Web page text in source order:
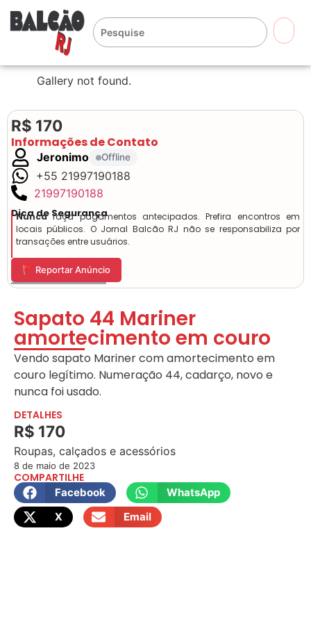
Gallery not found.
R$ 170
Informações de Contato
Jeronimo Offline
+55 21997190188
21997190188
Dica de Segurança
Nuncafaça pagamentos antecipados. Prefira encontros em
locais públicos. O Jornal Balcão RJ não se responsabiliza por
transações entre usuários.
🚩 Reportar Anúncio
Sapato 44 Mariner
amortecimento em couro
Vendo sapato Mariner com amortecimento em
couro legítimo. Numeração 44, cadarço, novo e
nunca foi usado.
DETALHES
R$ 170
Roupas, calçados e acessórios
8 de maio de 2023
COMPARTILHE
Facebook
WhatsApp
X
Email